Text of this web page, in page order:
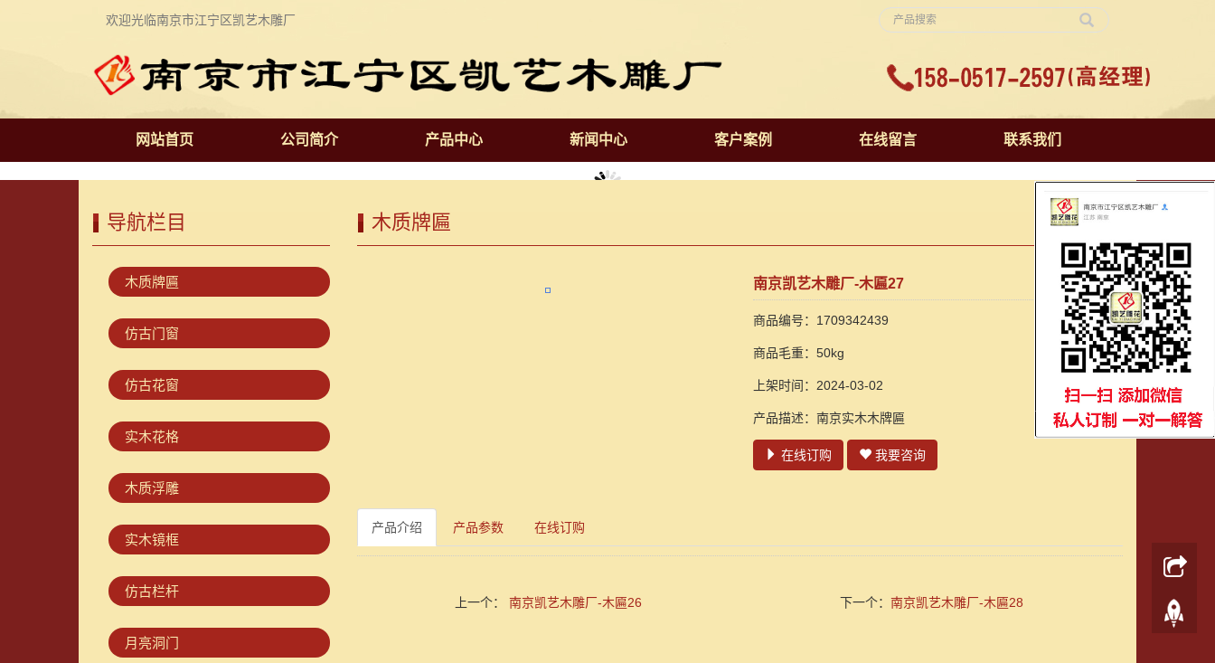
欢迎光临南京市江宁区凯艺木雕厂
网站首页 公司简介 产品中心 新闻中心 客户案例 在线留言 联系我们
木质牌匾
南京凯艺木雕厂-木匾27
商品编号：1709342439
商品毛重：50kg
上架时间：2024-03-02
产品描述：南京实木木牌匾
在线订购 我要咨询
产品介绍 产品参数 在线订购
上一个： 南京凯艺木雕厂-木匾26 下一个： 南京凯艺木雕厂-木匾28
导航栏目
木质牌匾
仿古门窗
仿古花窗
实木花格
木质浮雕
实木镜框
仿古栏杆
月亮洞门